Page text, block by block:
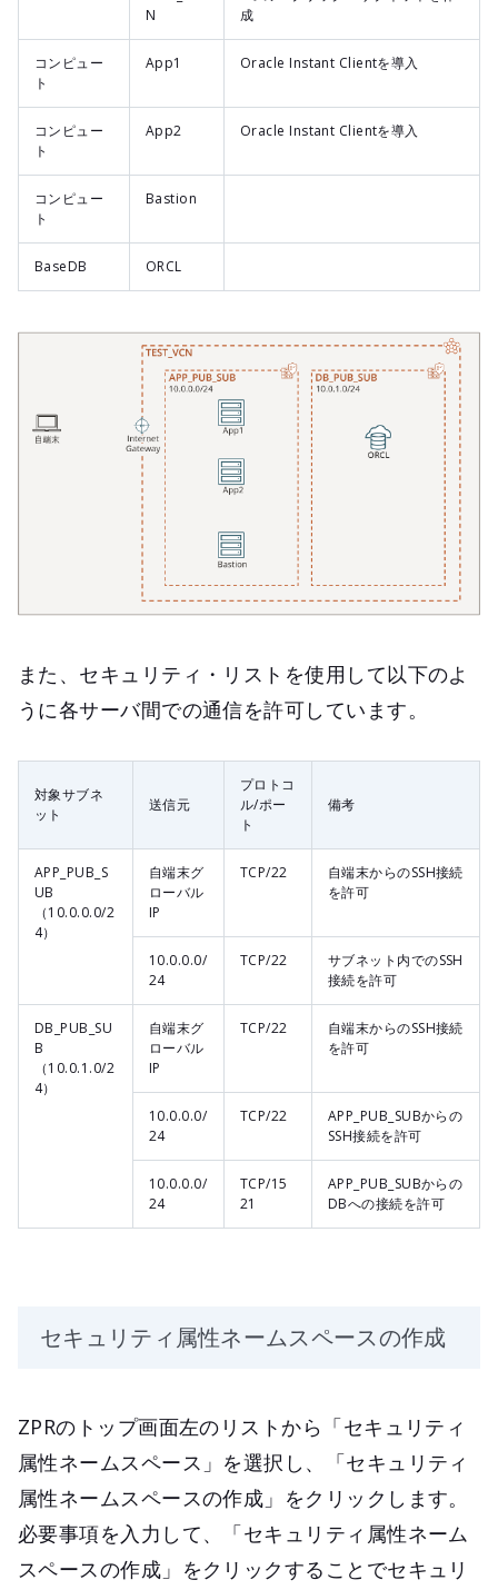
N
成
コンピュー
ト
App1 Oracle Instant Clientを導入
コンピュー
ト
App2 Oracle Instant Clientを導入
コンピュー
ト
Bastion
BaseDB ORCL
また、セキュリティ・リストを使用して以下のよ
うに各サーバ間での通信を許可しています。
対象サブネ
ット
送信元
プロトコ
ル/ポー
ト
備考
APP_PUB_S
UB
（10.0.0.0/2
4）
自端末グ
ローバル
IP
TCP/22
自端末からのSSH接続
を許可
10.0.0.0/
24
TCP/22
サブネット内でのSSH
接続を許可
DB_PUB_SU
B
（10.0.1.0/2
4）
自端末グ
ローバル
IP
TCP/22
自端末からのSSH接続
を許可
10.0.0.0/
24
TCP/22
APP_PUB_SUBからの
SSH接続を許可
10.0.0.0/
24
TCP/15
21
APP_PUB_SUBからの
DBへの接続を許可
セキュリティ属性ネームスペースの作成
ZPRのトップ画面左のリストから「セキュリティ
属性ネームスペース」を選択し、「セキュリティ
属性ネームスペースの作成」をクリックします。
必要事項を入力して、「セキュリティ属性ネーム
スペースの作成」をクリックすることでセキュリ